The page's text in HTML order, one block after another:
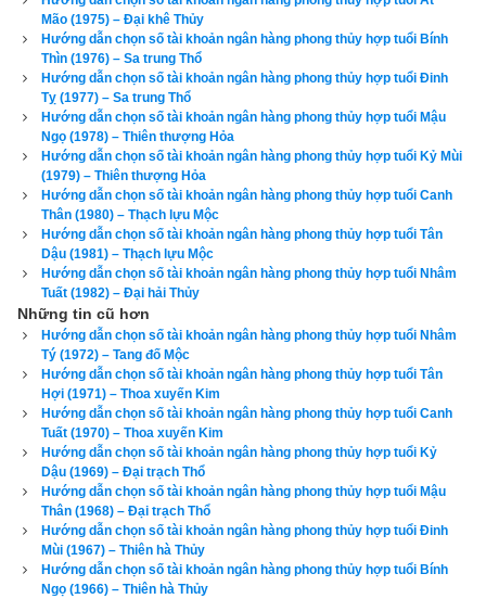
Xem chi tiết luận tính cách, bảng cửu cung phi tinh, hướng tốt
xấu, Bảng phối cung phi vợ chồng của mệnh Số 9 – Cửu Tử –
bát trạch cung Ly qua bài viết sau:
Luận giải phong thủy người có mệnh bát trạch cung Ly - Cửu
Tử (Số 9)”
Theo bảng tra mệnh cung phi bát trạch thì Tuổi Quý Sửu 1973
nữ có mệnh Số 6 – Lục Bạch – Cung phi là cung Càn thuộc
nhóm Tây Tứ Trạch (Tây Tứ Mệnh) nên chọn chồng có cung
mệnh Khôn (Số 2), Càn (Số 6), Đoài (số 7), Cấn (số 8) và các
hướng tốt là Đông Bắc, Chính Tây, Tây Bắc, Tây Nam. Tránh
chọn chồng thuộc nhóm Đông Tứ Trạch có cung mệnh Khảm
(Số 1), Chấn (số 3), Tốn (số 4), Ly (Số 9) và các hướng xấu là
Chính Bắc, Chính Đông, Chính Nam, Đông Nam.
Xem chi tiết luận tính cách, bảng cửu cung phi tinh, hướng tốt
xấu, Bảng phối cung phi vợ chồng của mệnh Số 6 – Lục Bạch
bát trạch cung Càn qua bài viết sau:
Luận giải phong thủy người có mệnh bát trạch cung Càn -
Lục Bạch (Số 6)”
Mão (1975) – Đại khê Thủy
Hướng dẫn chọn số tài khoản ngân hàng phong thủy hợp tuổi Bính
Thìn (1976) – Sa trung Thổ
Hướng dẫn chọn số tài khoản ngân hàng phong thủy hợp tuổi Đinh
Tỵ (1977) – Sa trung Thổ
Hướng dẫn chọn số tài khoản ngân hàng phong thủy hợp tuổi Mậu
Ngọ (1978) – Thiên thượng Hỏa
Hướng dẫn chọn số tài khoản ngân hàng phong thủy hợp tuổi Kỷ Mùi
(1979) – Thiên thượng Hỏa
Hướng dẫn chọn số tài khoản ngân hàng phong thủy hợp tuổi Canh
Thân (1980) – Thạch lựu Mộc
Hướng dẫn chọn số tài khoản ngân hàng phong thủy hợp tuổi Tân
Dậu (1981) – Thạch lựu Mộc
Hướng dẫn chọn số tài khoản ngân hàng phong thủy hợp tuổi Nhâm
Tuất (1982) – Đại hải Thủy
Những tin cũ hơn
Hướng dẫn chọn số tài khoản ngân hàng phong thủy hợp tuổi Nhâm
Tý (1972) – Tang đố Mộc
Hướng dẫn chọn số tài khoản ngân hàng phong thủy hợp tuổi Tân
Hợi (1971) – Thoa xuyến Kim
Hướng dẫn chọn số tài khoản ngân hàng phong thủy hợp tuổi Canh
Tuất (1970) – Thoa xuyến Kim
Hướng dẫn chọn số tài khoản ngân hàng phong thủy hợp tuổi Kỷ
Dậu (1969) – Đại trạch Thổ
Hướng dẫn chọn số tài khoản ngân hàng phong thủy hợp tuổi Mậu
Thân (1968) – Đại trạch Thổ
Hướng dẫn chọn số tài khoản ngân hàng phong thủy hợp tuổi Đinh
Mùi (1967) – Thiên hà Thủy
Hướng dẫn chọn số tài khoản ngân hàng phong thủy hợp tuổi Bính
Ngọ (1966) – Thiên hà Thủy